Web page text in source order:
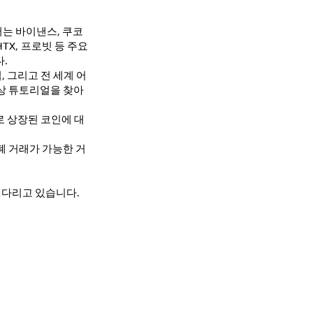
바이낸스, 쿠코
프로빗 등 주요
.
그리고 전 세계 어
튜토리얼을 찾아
상장된 코인에 대
거래가 가능한 거
리고 있습니다.